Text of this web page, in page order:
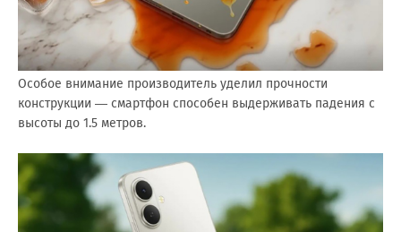
Особое внимание производитель уделил прочности
конструкции — смартфон способен выдерживать падения с
высоты до 1.5 метров.